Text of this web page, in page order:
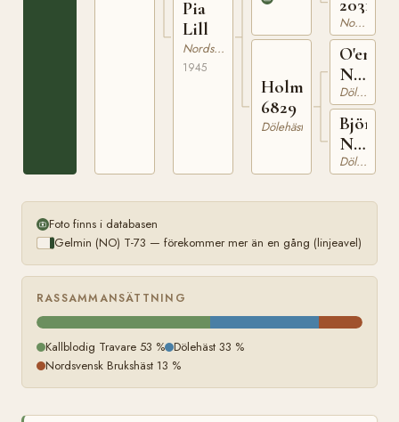
Pia
Lill
Nordsvensk Brukshäst
1945
Holma
6829
Dölehäst
2031
Nordsvensk Brukshäst
O'en
N
1350
Dölehäst
Björg
N
9970
Dölehäst
Foto finns i databasen
Gelmin (NO) T-73 — förekommer mer än en gång (linjeavel)
RASSAMMANSÄTTNING
Kallblodig Travare 53 % Dölehäst 33 %
Nordsvensk Brukshäst 13 %